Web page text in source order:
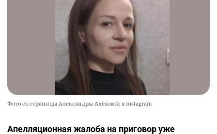
Фото со страницы Александры Алёховой в Instagram
Апелляционная жалоба на приговор уже